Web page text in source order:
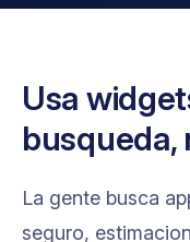
Usa
busqueda,
La gente busca
seguro,